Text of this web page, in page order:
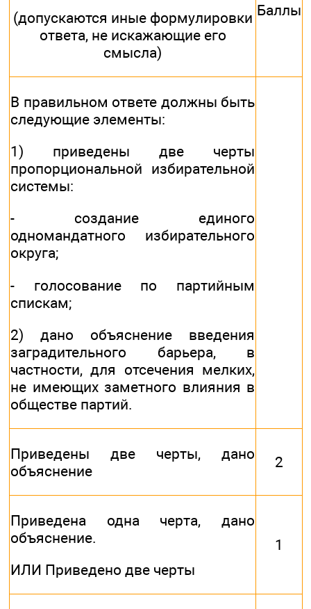
(допускаются иные формулировки
ответа, не искажающие его
смысла)
Баллы
В правильном ответе должны быть
следующие элементы:
1) приведены две черты
пропорциональной избирательной
системы:
- создание единого
одномандатного избирательного
округа;
- голосование по партийным
спискам;
2) дано объяснение введения
заградительного барьера, в
частности, для отсечения мелких,
не имеющих заметного влияния в
обществе партий.
Приведены две черты, дано
объяснение
2
Приведена одна черта, дано
объяснение.
ИЛИ Приведено две черты
1